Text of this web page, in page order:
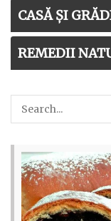
CASĂ ȘI
REMEDII